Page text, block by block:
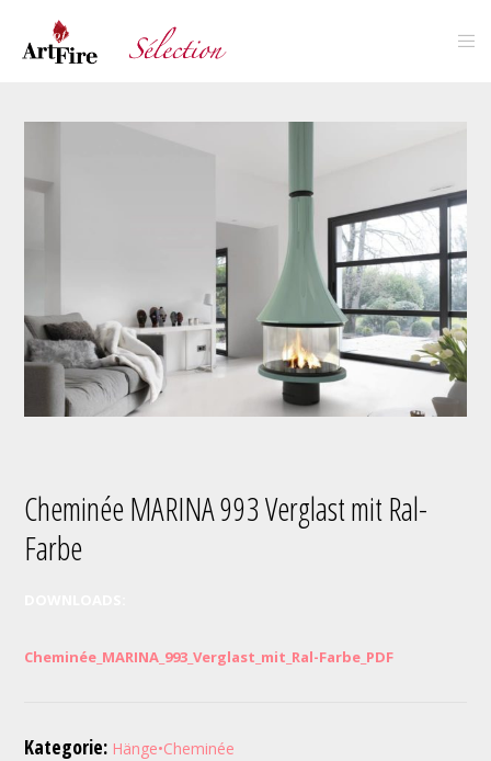
Cheminée MARINA 993 Verglast mit Ral-
Farbe
Cheminée_MARINA_993_Verglast_mit_Ral-Farbe_PDF
Kategorie: Hänge•Cheminée